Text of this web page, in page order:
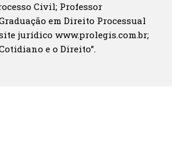
Civil; Professor
em Direito Processual
jurídico www.prolegis.com.br;
e o Direito”.